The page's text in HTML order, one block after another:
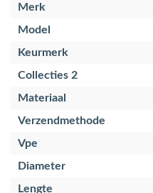
Merk
Model
Keurmerk
Collecties 2
Materiaal
Verzendmethode
Vpe
Diameter
Lengte